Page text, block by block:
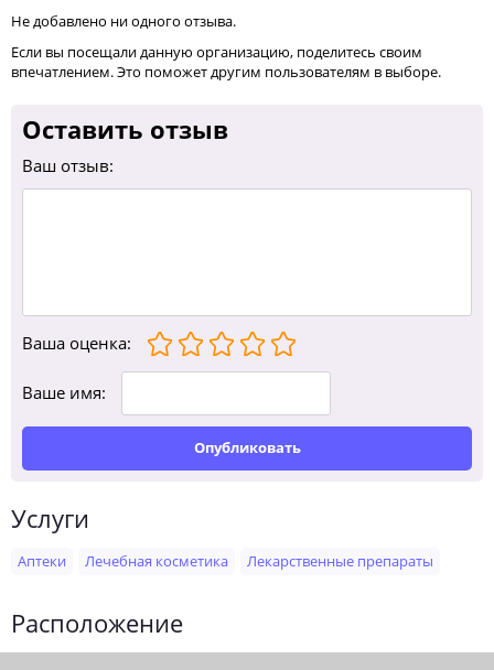
Не добавлено ни одного отзыва.
Если вы посещали данную организацию, поделитесь своим
впечатлением. Это поможет другим пользователям в выборе.
Оставить отзыв
Ваш отзыв:
Ваша оценка:
Ваше имя:
Опубликовать
Услуги
Аптеки Лечебная косметика Лекарственные препараты
Расположение